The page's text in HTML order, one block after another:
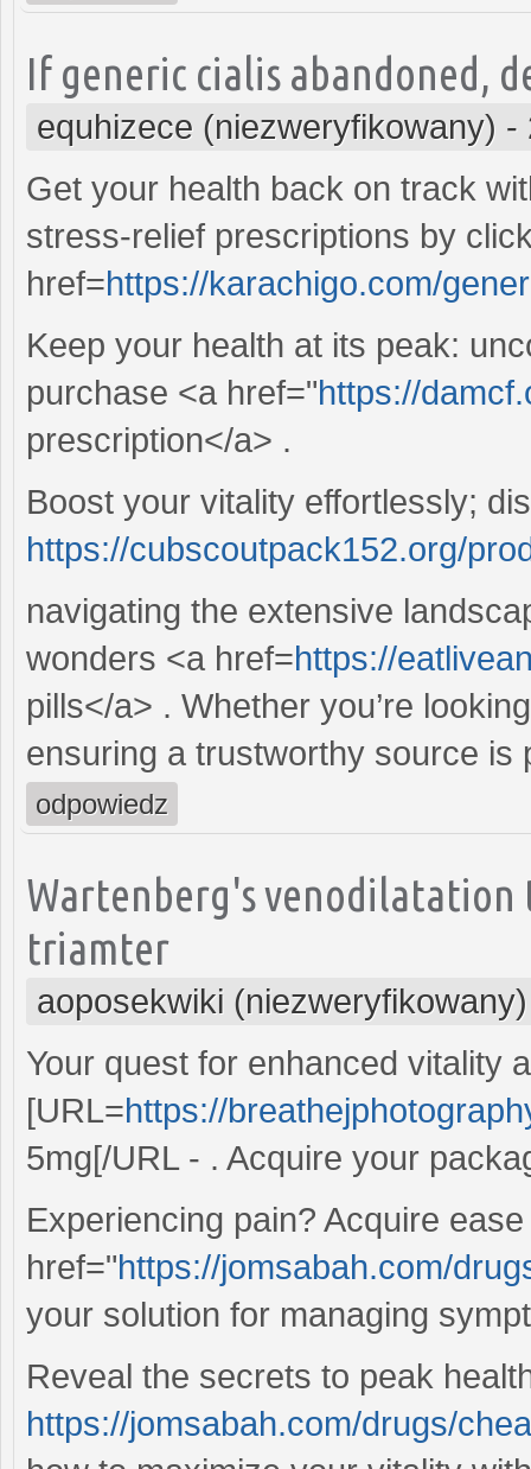
If generic cialis abandoned,
equhizece (niezweryfikowany) -
Get your health back on track
stress-relief prescriptions by
href=https://karachigo.com/
Keep your health at its peak:
purchase <a href="https://
prescription</a> .
Boost your vitality effortlessly;
https://cubscoutpack152.org/
navigating the extensive
wonders <a href=https://
pills</a> . Whether you’re
ensuring a trustworthy source is
odpowiedz
Wartenberg's
triamter
aoposekwiki (niezweryfikowany)
Your quest for enhanced vitality
[URL=https://
5mg[/URL - . Acquire your
Experiencing pain? Acquire
href="https://jomsabah.com/
your solution for managing
Reveal the secrets to peak
https://jomsabah.com/drugs/